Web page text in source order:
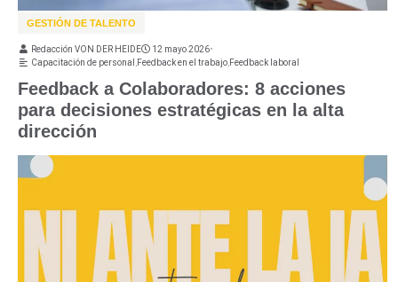
GESTIÓN DE TALENTO
Feedback a Colaboradores: 8 acciones
para decisiones estratégicas en la alta
dirección
Redacción VON DER HEIDE 12 mayo 2026•
Capacitación de personal ,Feedback en el trabajo,Feedback laboral